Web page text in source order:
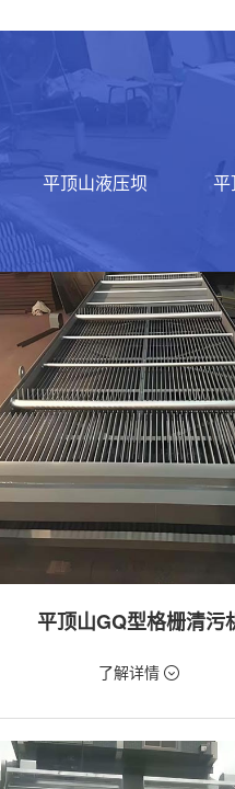
平顶山液压坝 平
平顶山GQ型格栅清污
价格：1899元/台
机
用途：泵站,污水处理,水电站,自来水厂,
工程
了解详情